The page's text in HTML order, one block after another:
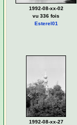
1992-08-xx-02
vu 336 fois
Esterel01
1992-08-xx-27